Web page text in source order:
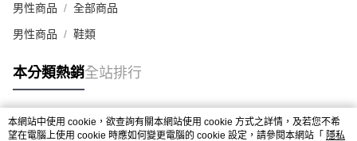
男性商品 全部商品
男性商品 鞋類
本分類熱銷全站排行
熱門標籤
本網站中使用 cookie，欲查詢有關本網站使用 cookie 方式之詳情，及若您不希
望在電腦上使用 cookie 時應如何變更電腦的 cookie 設定，請參閱本網站「 隱私